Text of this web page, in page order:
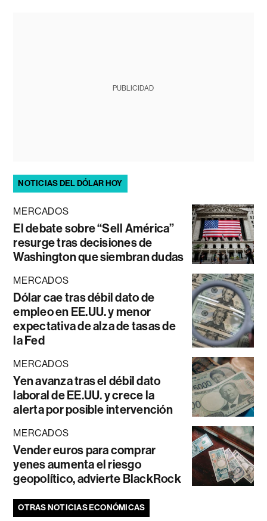
PUBLICIDAD
NOTICIAS DEL DÓLAR HOY
MERCADOS
El debate sobre “Sell América”
resurge tras decisiones de
Washington que siembran dudas
MERCADOS
Dólar cae tras débil dato de
empleo en EE.UU. y menor
expectativa de alza de tasas de
la Fed
MERCADOS
Yen avanza tras el débil dato
laboral de EE.UU. y crece la
alerta por posible intervención
MERCADOS
Vender euros para comprar
yenes aumenta el riesgo
geopolítico, advierte BlackRock
OTRAS NOTICIAS ECONÓMICAS